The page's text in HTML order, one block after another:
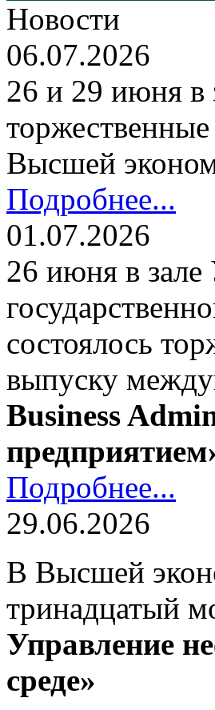
Новости
06.07.2026
26 и 29 июня
Высшей
Подробнее...
01.07.2026
26 июня в зале
состоялось
выпуску
Business
Подробнее...
29.06.2026
В Высшей
тринадцатый
Управление
среде»